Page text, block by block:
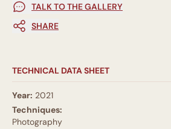
TALK TO THE GALLERY
SHARE
TECHNICAL DATA SHEET
Year: 2021
Techniques:
Photography